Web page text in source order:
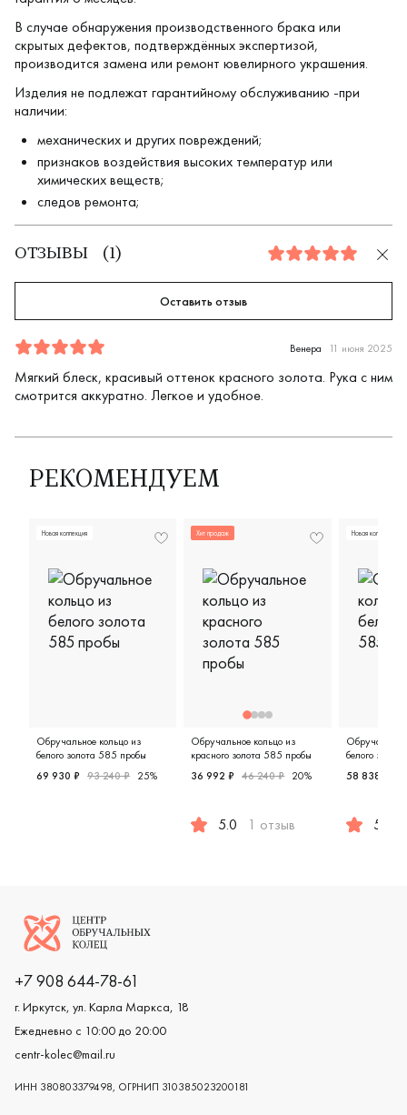
В случае обнаружения производственного брака или
скрытых дефектов, подтверждённых экспертизой,
производится замена или ремонт ювелирного украшения.
Изделия не подлежат гарантийному обслуживанию -при
наличии:
механических и других повреждений;
признаков воздействия высоких температур или
химических веществ;
следов ремонта;
ОТЗЫВЫ ( 1) 5.0
Оставить отзыв
Отзыв
1
5.0
5 Венера 11 июня 2025
Мягкий блеск, красивый оттенок красного золота. Рука с ним
смотрится аккуратно. Легкое и удобное.
РЕКОМЕНДУЕМ
Новая коллекция
Обручальное кольцо из
белого золота 585 пробы
Женские, парные, белое золото 585 пробы,
69 930 ₽ 93 240 ₽ 25%
Хит продаж
Обручальное кольцо из
красного золота 585 пробы
36 992 ₽ 46 240 ₽ 20%
5.0 1 отзыв
Новая коллекция
белого
58 838 ₽
5.0
Логотип компании
+7 908 644-78-61
г. Иркутск, ул. Карла Маркса, 18
Ежедневно с 10:00 до 20:00
centr-kolec@mail.ru
ИНН 380803379498, ОГРНИП 310385023200181